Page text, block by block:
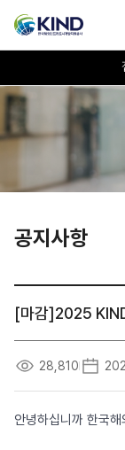
공지사항
[마감]2025
28,810
안녕하십니까 한국